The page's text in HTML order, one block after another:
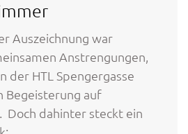
Auszeichnung war
Anstrengungen,
der HTL Spengergasse
Begeisterung auf
Doch dahinter steckt ein